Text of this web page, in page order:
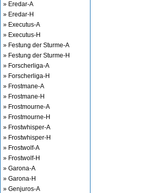
» Eredar-A
» Eredar-H
» Executus-A
» Executus-H
» Festung der Sturme-A
» Festung der Sturme-H
» Forscherliga-A
» Forscherliga-H
» Frostmane-A
» Frostmane-H
» Frostmourne-A
» Frostmourne-H
» Frostwhisper-A
» Frostwhisper-H
» Frostwolf-A
» Frostwolf-H
» Garona-A
» Garona-H
» Genjuros-A